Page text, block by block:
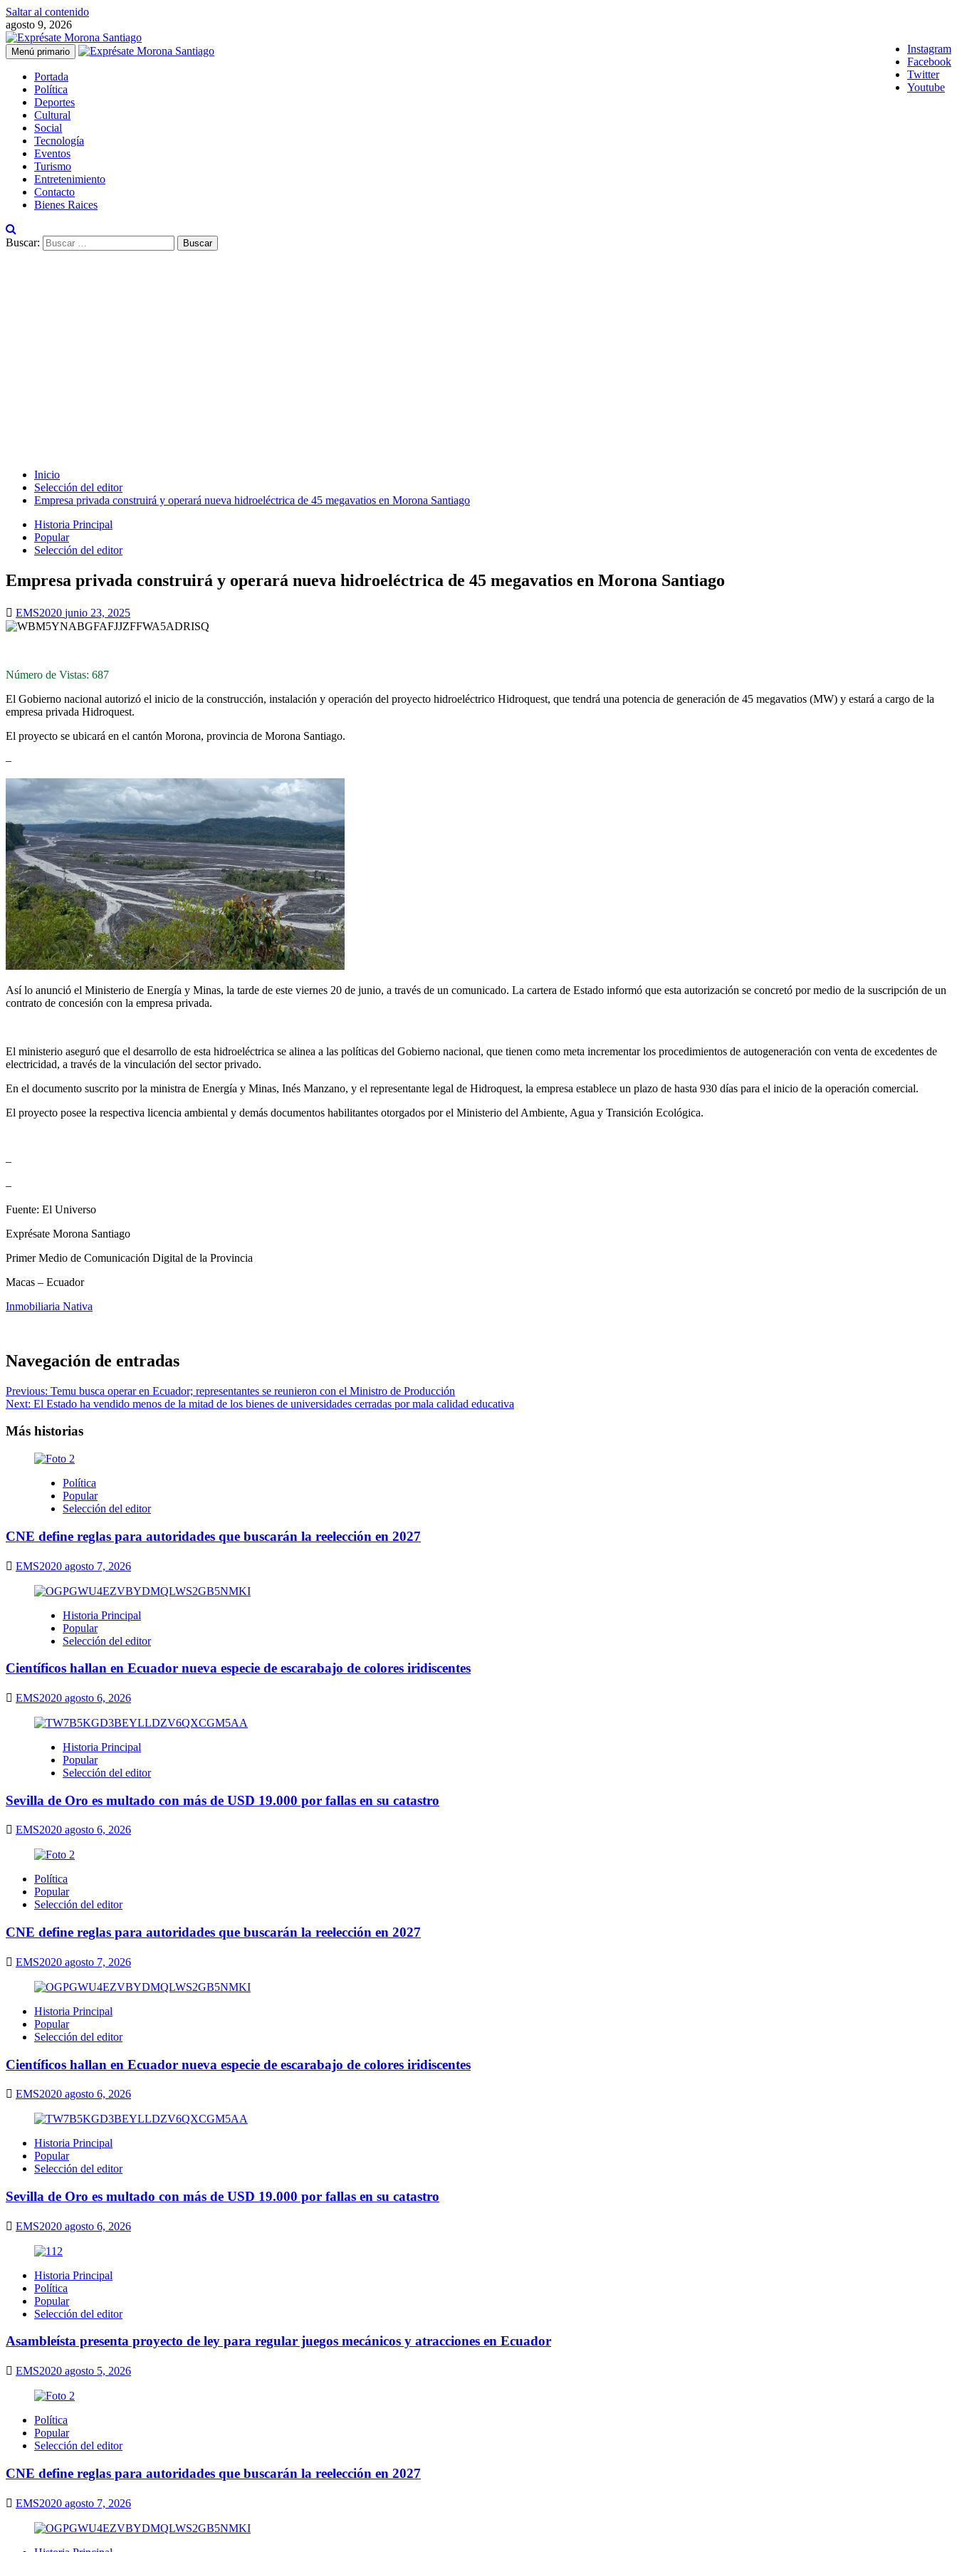
Saltar al contenido
agosto 9, 2026
Instagram
Facebook
Twitter
Youtube
Menú primario
Portada
Política
Deportes
Cultural
Social
Tecnología
Eventos
Turismo
Entretenimiento
Contacto
Bienes Raices
Buscar:
Inicio
Selección del editor
Empresa privada construirá y operará nueva hidroeléctrica de 45 megavatios en Morona Santiago
Historia Principal
Popular
Selección del editor
Empresa privada construirá y operará nueva hidroeléctrica de 45 megavatios en Morona Santiago
EMS2020 junio 23, 2025
Número de Vistas: 687
El Gobierno nacional autorizó el inicio de la construcción, instalación y operación del proyecto hidroeléctrico Hidroquest, que tendrá una potencia de generación de 45 megavatios (MW) y estará a cargo de la
empresa privada Hidroquest.
El proyecto se ubicará en el cantón Morona, provincia de Morona Santiago.
–
Así lo anunció el Ministerio de Energía y Minas, la tarde de este viernes 20 de junio, a través de un comunicado. La cartera de Estado informó que esta autorización se concretó por medio de la suscripción de un
contrato de concesión con la empresa privada.
El ministerio aseguró que el desarrollo de esta hidroeléctrica se alinea a las políticas del Gobierno nacional, que tienen como meta incrementar los procedimientos de autogeneración con venta de excedentes de
electricidad, a través de la vinculación del sector privado.
En el documento suscrito por la ministra de Energía y Minas, Inés Manzano, y el representante legal de Hidroquest, la empresa establece un plazo de hasta 930 días para el inicio de la operación comercial.
El proyecto posee la respectiva licencia ambiental y demás documentos habilitantes otorgados por el Ministerio del Ambiente, Agua y Transición Ecológica.
–
–
Fuente: El Universo
Exprésate Morona Santiago
Primer Medio de Comunicación Digital de la Provincia
Macas – Ecuador
Inmobiliaria Nativa
Navegación de entradas
Previous: Temu busca operar en Ecuador; representantes se reunieron con el Ministro de Producción
Next: El Estado ha vendido menos de la mitad de los bienes de universidades cerradas por mala calidad educativa
Más historias
Política
Popular
Selección del editor
CNE define reglas para autoridades que buscarán la reelección en 2027
EMS2020 agosto 7, 2026
Historia Principal
Popular
Selección del editor
Científicos hallan en Ecuador nueva especie de escarabajo de colores iridiscentes
EMS2020 agosto 6, 2026
Historia Principal
Popular
Selección del editor
Sevilla de Oro es multado con más de USD 19.000 por fallas en su catastro
EMS2020 agosto 6, 2026
Política
Popular
Selección del editor
CNE define reglas para autoridades que buscarán la reelección en 2027
EMS2020 agosto 7, 2026
Historia Principal
Popular
Selección del editor
Científicos hallan en Ecuador nueva especie de escarabajo de colores iridiscentes
EMS2020 agosto 6, 2026
Historia Principal
Popular
Selección del editor
Sevilla de Oro es multado con más de USD 19.000 por fallas en su catastro
EMS2020 agosto 6, 2026
Historia Principal
Política
Popular
Selección del editor
Asambleísta presenta proyecto de ley para regular juegos mecánicos y atracciones en Ecuador
EMS2020 agosto 5, 2026
Política
Popular
Selección del editor
CNE define reglas para autoridades que buscarán la reelección en 2027
EMS2020 agosto 7, 2026